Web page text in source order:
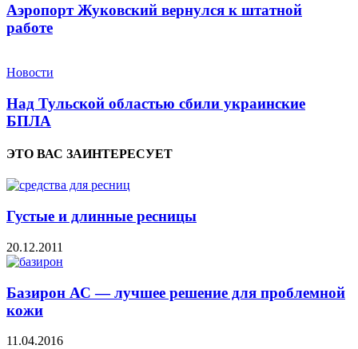
Аэропорт Жуковский вернулся к штатной
работе
Новости
Над Тульской областью сбили украинские
БПЛА
ЭТО ВАС ЗАИНТЕРЕСУЕТ
Густые и длинные ресницы
20.12.2011
Базирон АС — лучшее решение для проблемной
кожи
11.04.2016